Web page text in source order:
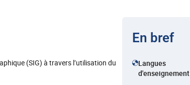
(SIG) à travers l’utilisation du
En bref
Langues
d'enseignement